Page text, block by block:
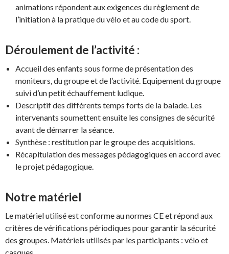
animations répondent aux exigences du règlement de
l’initiation à la pratique du vélo et au code du sport.
Déroulement de l’activité :
Accueil des enfants sous forme de présentation des
moniteurs, du groupe et de l’activité. Equipement du groupe
suivi d’un petit échauffement ludique.
Descriptif des différents temps forts de la balade. Les
intervenants soumettent ensuite les consignes de sécurité
avant de démarrer la séance.
Synthèse : restitution par le groupe des acquisitions.
Récapitulation des messages pédagogiques en accord avec
le projet pédagogique.
Notre matériel
Le matériel utilisé est conforme au normes CE et répond aux
critères de vérifications périodiques pour garantir la sécurité
des groupes. Matériels utilisés par les participants : vélo et